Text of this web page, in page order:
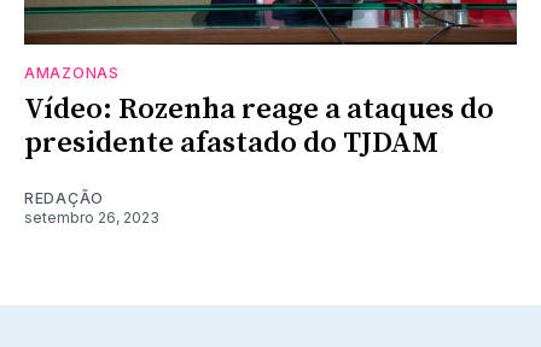
AMAZONAS
Vídeo: Rozenha reage a ataques do
presidente afastado do TJDAM
REDAÇÃO
setembro 26, 2023